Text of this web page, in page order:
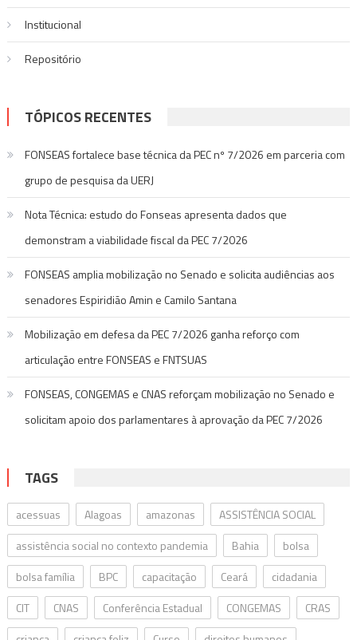
Institucional
Repositório
TÓPICOS RECENTES
FONSEAS fortalece base técnica da PEC nº 7/2026 em parceria com
grupo de pesquisa da UERJ
Nota Técnica: estudo do Fonseas apresenta dados que
demonstram a viabilidade fiscal da PEC 7/2026
FONSEAS amplia mobilização no Senado e solicita audiências aos
senadores Espiridião Amin e Camilo Santana
Mobilização em defesa da PEC 7/2026 ganha reforço com
articulação entre FONSEAS e FNTSUAS
FONSEAS, CONGEMAS e CNAS reforçam mobilização no Senado e
solicitam apoio dos parlamentares à aprovação da PEC 7/2026
TAGS
acessuas Alagoas amazonas
ASSISTÊNCIA SOCIAL
assistência social no contexto pandemia
Bahia
bolsa
bolsa família
BPC capacitação Ceará
cidadania
CIT
CNAS Conferência Estadual CONGEMAS
CRAS